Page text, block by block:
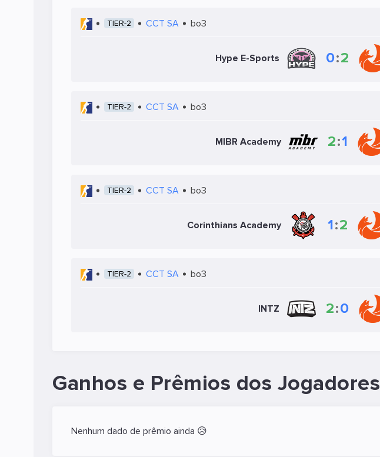
TIER-2 CCT SA bo3
Hype E-Sports 0:2
TIER-2 CCT SA bo3
MIBR Academy 2:1
TIER-2 CCT SA bo3
Corinthians Academy 1:2
TIER-2 CCT SA bo3
INTZ 2:0
Ganhos e Prêmios dos Jogadores
Nenhum dado de prêmio ainda 😥